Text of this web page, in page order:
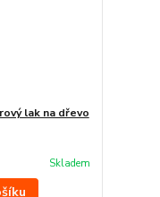
lak na dřevo
Skladem